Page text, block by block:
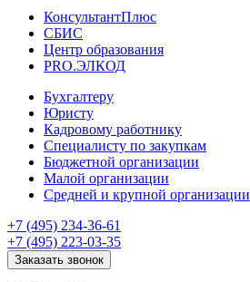
КонсультантПлюс
СБИС
Центр образования
PRO.ЭЛКОД
Бухгалтеру
Юристу
Кадровому работнику
Специалисту по закупкам
Бюджетной организации
Малой организации
Средней и крупной организации
+7 (495) 234-36-61
+7 (495) 223-03-35
Заказать звонок